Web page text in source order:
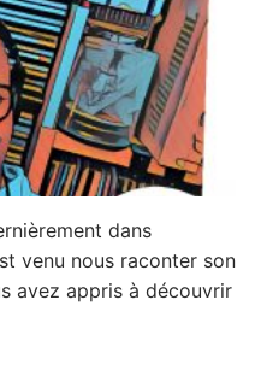
dans
venu nous raconter son
avez appris à découvrir